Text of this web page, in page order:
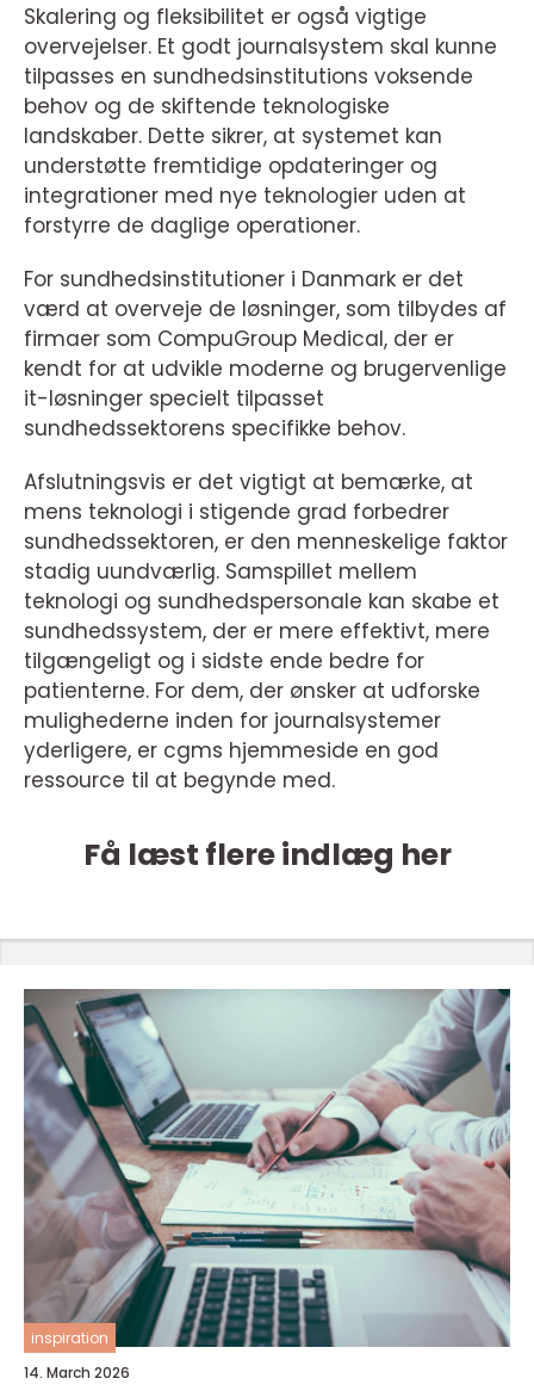
Skalering og fleksibilitet er også vigtige
overvejelser. Et godt journalsystem skal kunne
tilpasses en sundhedsinstitutions voksende
behov og de skiftende teknologiske
landskaber. Dette sikrer, at systemet kan
understøtte fremtidige opdateringer og
integrationer med nye teknologier uden at
forstyrre de daglige operationer.
For sundhedsinstitutioner i Danmark er det
værd at overveje de løsninger, som tilbydes af
firmaer som CompuGroup Medical, der er
kendt for at udvikle moderne og brugervenlige
it-løsninger specielt tilpasset
sundhedssektorens specifikke behov.
Afslutningsvis er det vigtigt at bemærke, at
mens teknologi i stigende grad forbedrer
sundhedssektoren, er den menneskelige faktor
stadig uundværlig. Samspillet mellem
teknologi og sundhedspersonale kan skabe et
sundhedssystem, der er mere effektivt, mere
tilgængeligt og i sidste ende bedre for
patienterne. For dem, der ønsker at udforske
mulighederne inden for journalsystemer
yderligere, er cgms hjemmeside en god
ressource til at begynde med.
Få læst flere indlæg her
inspiration
14. March 2026